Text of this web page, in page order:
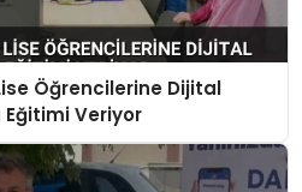
Öğrencilerine Dijital
Veriyor